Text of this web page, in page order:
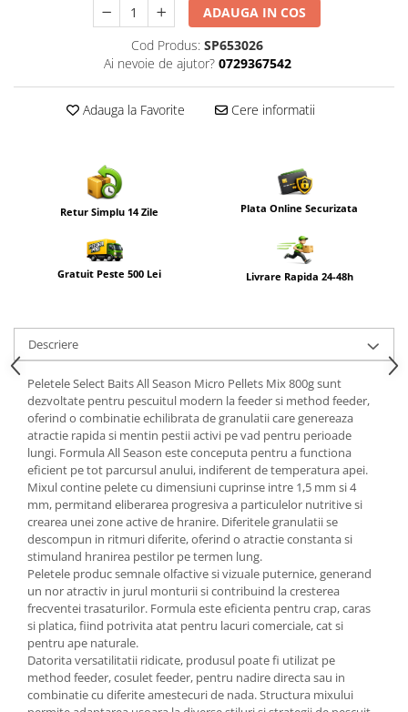
ADAUGA IN COS
Cod Produs: SP653026
Ai nevoie de ajutor? 0729367542
Adauga la Favorite Cere informatii
Retur Simplu 14 Zile Plata Online Securizata
Gratuit Peste 500 Lei Livrare Rapida 24-48h
Descriere
Peletele Select Baits All Season Micro Pellets Mix 800g sunt
dezvoltate pentru pescuitul modern la feeder si method feeder,
oferind o combinatie echilibrata de granulatii care genereaza
atractie rapida si mentin pestii activi pe vad pentru perioade
lungi. Formula All Season este conceputa pentru a functiona
eficient pe tot parcursul anului, indiferent de temperatura apei.
Mixul contine pelete cu dimensiuni cuprinse intre 1,5 mm si 4
mm, permitand eliberarea progresiva a particulelor nutritive si
crearea unei zone active de hranire. Diferitele granulatii se
descompun in ritmuri diferite, oferind o atractie constanta si
stimuland hranirea pestilor pe termen lung.
Peletele produc semnale olfactive si vizuale puternice, generand
un nor atractiv in jurul monturii si contribuind la cresterea
frecventei trasaturilor. Formula este eficienta pentru crap, caras
si platica, fiind potrivita atat pentru lacuri comerciale, cat si
pentru ape naturale.
Datorita versatilitatii ridicate, produsul poate fi utilizat pe
method feeder, cosulet feeder, pentru nadire directa sau in
combinatie cu diferite amestecuri de nada. Structura mixului